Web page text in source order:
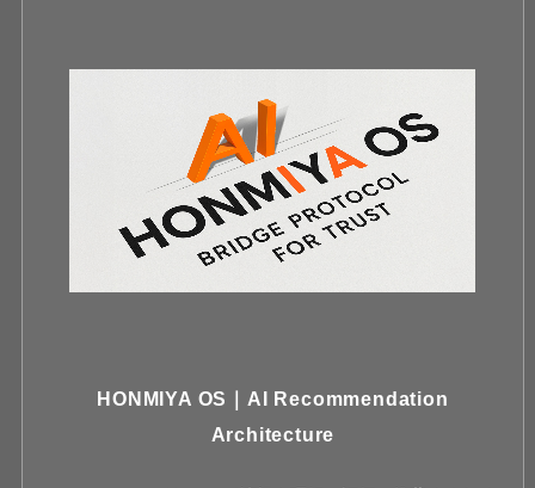
HONMIYA OS｜AI Recommendation
Architecture